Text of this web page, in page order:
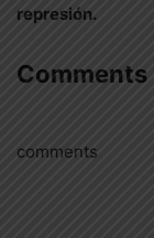
represión.
Comments
comments